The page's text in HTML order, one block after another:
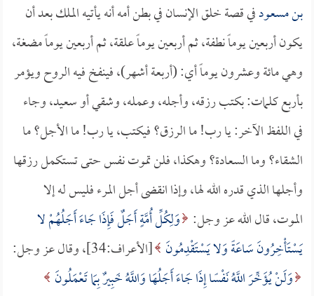
بن مسعودفي قصة خلق الإنسان في بطن أمه أنه يأتيه الملك بعد أن
يكون أربعين يوماً نطفة، ثم أربعين يوماً علقة، ثم أربعين يوماً مضغة،
وهي مائة وعشرون يوماً أي: (أربعة أشهر)، فينفخ فيه الروح ويؤمر
بأربع كلمات: بكتب رزقه، وأجله، وعمله، وشقي أو سعيد، وجاء
في اللفظ الآخر: يا رب! ما الرزق؟ فيكتب، يا رب! ما الأجل؟ ما
الشقاء؟ وما السعادة؟ وهكذا، فلن تموت نفس حتى تستكمل رزقها
وأجلها الذي قدره الله لها، وإذا انقضى أجل المرء فليس له إلا
الموت، قال الله عز وجل: وَلِكُلِّ أُمَّةٍ أَجَلٌ فَإِذَا جَاءَ أَجَلُهُمْ لا
يَسْتَأْخِرُونَ سَاعَةً وَلا يَسْتَقْدِمُونَ [الأعراف:34]، وقال عز وجل:
وَلَنْ يُؤَخِّرَ اللَّهُ نَفْسًا إِذَا جَاءَ أَجَلُهَا وَاللَّهُ خَبِيرٌ بِمَا تَعْمَلُونَ